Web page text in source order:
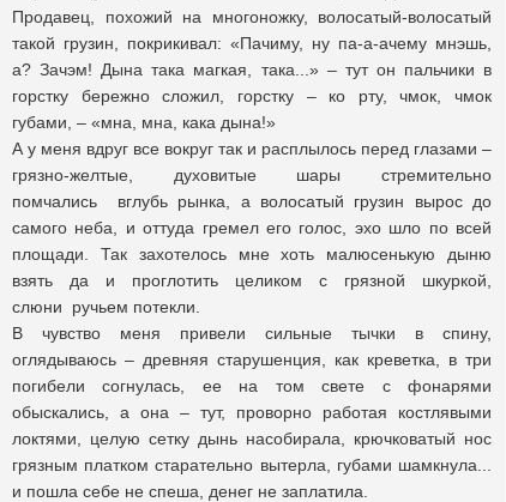
Продавец, похожий на многоножку, волосатый-волосатый
такой грузин, покрикивал: «Пачиму, ну па-а-ачему мнэшь,
а? Зачэм! Дына така магкая, така...» – тут он пальчики в
горстку бережно сложил, горстку – ко рту, чмок, чмок
губами, – «мна, мна, кака дына!»
А у меня вдруг все вокруг так и расплылось перед глазами –
грязно-желтые, духовитые шары стремительно
помчались вглубь рынка, а волосатый грузин вырос до
самого неба, и оттуда гремел его голос, эхо шло по всей
площади. Так захотелось мне хоть малюсенькую дыню
взять да и проглотить целиком с грязной шкуркой,
слюни ручьем потекли.
В чувство меня привели сильные тычки в спину,
оглядываюсь – древняя старушенция, как креветка, в три
погибели согнулась, ее на том свете с фонарями
обыскались, а она – тут, проворно работая костлявыми
локтями, целую сетку дынь насобирала, крючковатый нос
грязным платком старательно вытерла, губами шамкнула...
и пошла себе не спеша, денег не заплатила.